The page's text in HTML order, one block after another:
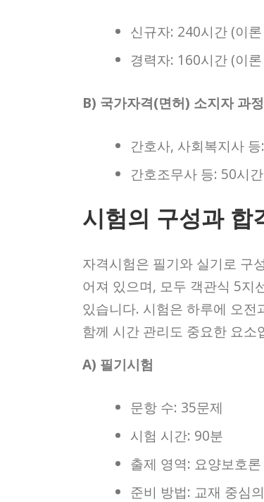
신규자: 240시간 (이
경력자: 160시간 (이
B) 국가자격(면허) 소지자 과정
간호사, 사회복지사
간호조무사 등: 50시
시험의 구성과 합
자격시험은 필기와 실기로 구
어져 있으며, 모두 객관식 5지
있습니다. 시험은 하루에 오
함께 시간 관리도 중요한 요소
A) 필기시험
문항 수: 35문제
시험 시간: 90분
출제 영역: 요양보호
준비 방법: 교재 중심